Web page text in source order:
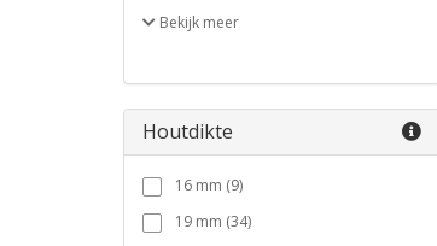
Bekijk meer
Houtdikte
16 mm (9)
19 mm (34)